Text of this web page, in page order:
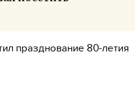
празднование 80-летия